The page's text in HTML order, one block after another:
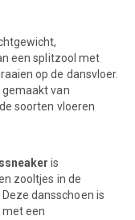
een splitzool met
op de dansvloer.
gemaakt van
soorten vloeren
is
zooltjes in de
dansschoen is
een